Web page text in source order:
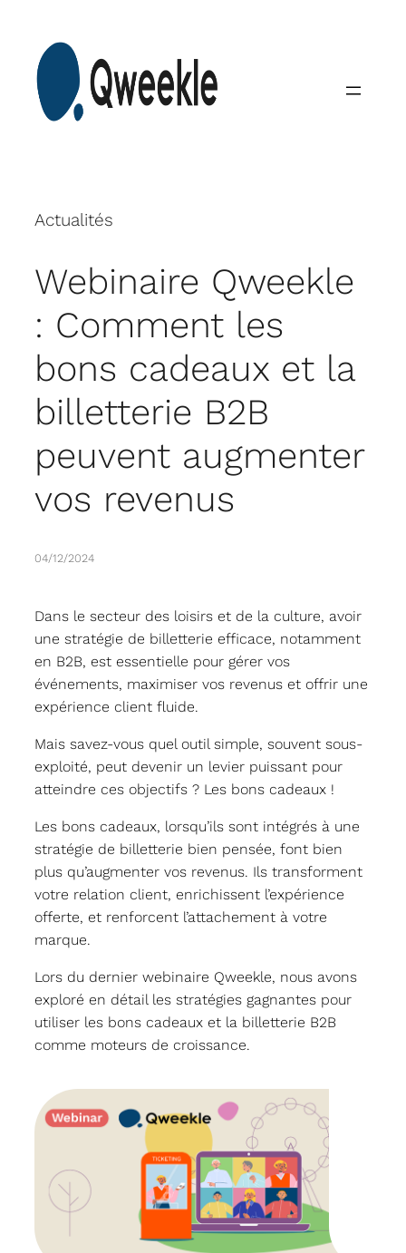
content
Actualités
Webinaire Qweekle
: Comment les
bons cadeaux et la
billetterie B2B
peuvent augmenter
vos revenus
04/12/2024
Dans le secteur des loisirs et de la culture, avoir
une stratégie de billetterie efficace, notamment
en B2B, est essentielle pour gérer vos
événements, maximiser vos revenus et offrir une
expérience client fluide.
Mais savez-vous quel outil simple, souvent sous-
exploité, peut devenir un levier puissant pour
atteindre ces objectifs ? Les bons cadeaux !
Les bons cadeaux, lorsqu’ils sont intégrés à une
stratégie de billetterie bien pensée, font bien
plus qu’augmenter vos revenus. Ils transforment
votre relation client, enrichissent l’expérience
offerte, et renforcent l’attachement à votre
marque.
Lors du dernier webinaire Qweekle, nous avons
exploré en détail les stratégies gagnantes pour
utiliser les bons cadeaux et la billetterie B2B
comme moteurs de croissance.